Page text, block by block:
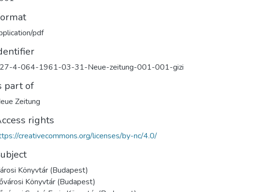
pdf
4-064-1961-03-31-Neue-zeitung-001-001-gizi
part of
Zeitung
rights
creativecommons.org/licenses/by-nc/4.0/
Könyvtár (Budapest)
Könyvtár (Budapest)